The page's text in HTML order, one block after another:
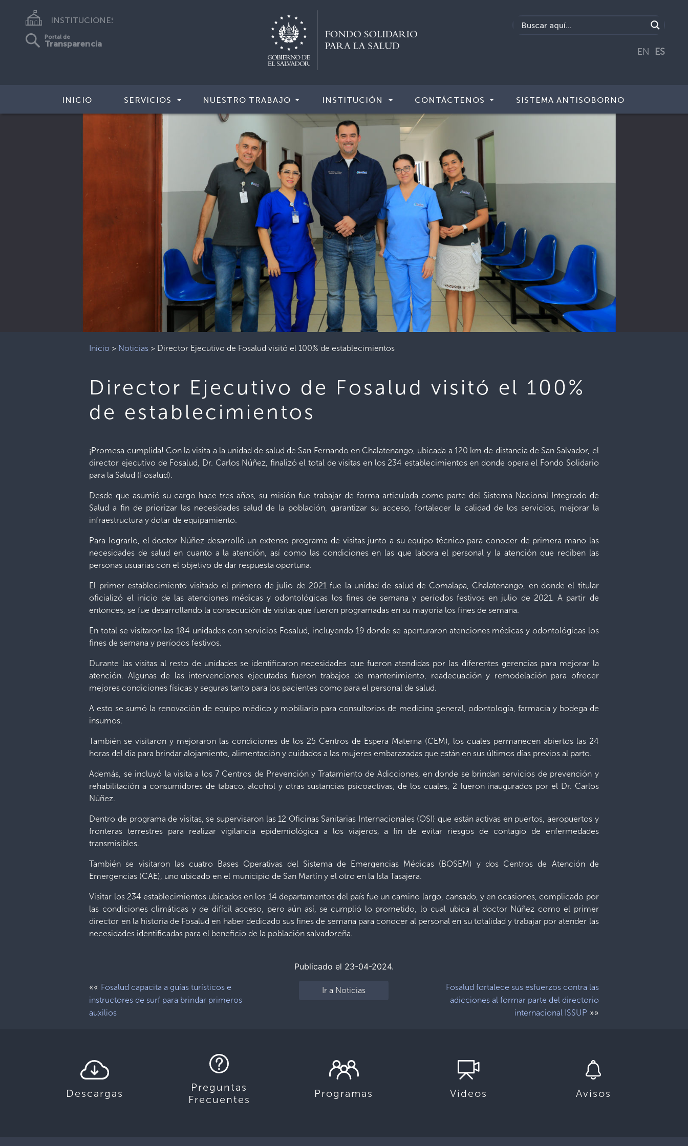
INSTITUCIONES
Portal de
Transparencia
EN ES
INICIO SERVICIOS NUESTRO TRABAJO INSTITUCIÓN CONTÁCTENOS SISTEMA ANTISOBORNO
Inicio > Noticias > Director Ejecutivo de Fosalud visitó el 100% de establecimientos
Director Ejecutivo de Fosalud visitó el 100%
de establecimientos
¡Promesa cumplida! Con la visita a la unidad de salud de San Fernando en Chalatenango, ubicada a 120 km de distancia de San Salvador, el
director ejecutivo de Fosalud, Dr. Carlos Núñez, finalizó el total de visitas en los 234 establecimientos en donde opera el Fondo Solidario
para la Salud (Fosalud).
Desde que asumió su cargo hace tres años, su misión fue trabajar de forma articulada como parte del Sistema Nacional Integrado de
Salud a fin de priorizar las necesidades salud de la población, garantizar su acceso, fortalecer la calidad de los servicios, mejorar la
infraestructura y dotar de equipamiento.
Para lograrlo, el doctor Núñez desarrolló un extenso programa de visitas junto a su equipo técnico para conocer de primera mano las
necesidades de salud en cuanto a la atención, así como las condiciones en las que labora el personal y la atención que reciben las
personas usuarias con el objetivo de dar respuesta oportuna.
El primer establecimiento visitado el primero de julio de 2021 fue la unidad de salud de Comalapa, Chalatenango, en donde el titular
oficializó el inicio de las atenciones médicas y odontológicas los fines de semana y períodos festivos en julio de 2021. A partir de
entonces, se fue desarrollando la consecución de visitas que fueron programadas en su mayoría los fines de semana.
En total se visitaron las 184 unidades con servicios Fosalud, incluyendo 19 donde se aperturaron atenciones médicas y odontológicas los
fines de semana y períodos festivos.
Durante las visitas al resto de unidades se identificaron necesidades que fueron atendidas por las diferentes gerencias para mejorar la
atención. Algunas de las intervenciones ejecutadas fueron trabajos de mantenimiento, readecuación y remodelación para ofrecer
mejores condiciones físicas y seguras tanto para los pacientes como para el personal de salud.
A esto se sumó la renovación de equipo médico y mobiliario para consultorios de medicina general, odontología, farmacia y bodega de
insumos.
También se visitaron y mejoraron las condiciones de los 25 Centros de Espera Materna (CEM), los cuales permanecen abiertos las 24
horas del día para brindar alojamiento, alimentación y cuidados a las mujeres embarazadas que están en sus últimos días previos al parto.
Además, se incluyó la visita a los 7 Centros de Prevención y Tratamiento de Adicciones, en donde se brindan servicios de prevención y
rehabilitación a consumidores de tabaco, alcohol y otras sustancias psicoactivas; de los cuales, 2 fueron inaugurados por el Dr. Carlos
Núñez.
Dentro de programa de visitas, se supervisaron las 12 Oficinas Sanitarias Internacionales (OSI) que están activas en puertos, aeropuertos y
fronteras terrestres para realizar vigilancia epidemiológica a los viajeros, a fin de evitar riesgos de contagio de enfermedades
transmisibles.
También se visitaron las cuatro Bases Operativas del Sistema de Emergencias Médicas (BOSEM) y dos Centros de Atención de
Emergencias (CAE), uno ubicado en el municipio de San Martín y el otro en la Isla Tasajera.
Visitar los 234 establecimientos ubicados en los 14 departamentos del país fue un camino largo, cansado, y en ocasiones, complicado por
las condiciones climáticas y de difícil acceso, pero aún así, se cumplió lo prometido, lo cual ubica al doctor Núñez como el primer
director en la historia de Fosalud en haber dedicado sus fines de semana para conocer al personal en su totalidad y trabajar por atender las
necesidades identificadas para el beneficio de la población salvadoreña.
Publicado el 23-04-2024.
«« Fosalud capacita a guías turísticos e
instructores de surf para brindar primeros
auxilios
Ir a Noticias
Fosalud fortalece sus esfuerzos contra las
adicciones al formar parte del directorio
internacional ISSUP »»
Descargas
Preguntas
Frecuentes
Programas Videos Avisos